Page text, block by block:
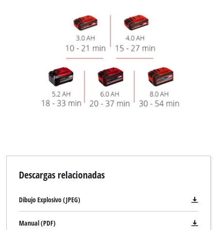
Descargas relacionadas
Dibujo Explosivo (JPEG)
Manual (PDF)